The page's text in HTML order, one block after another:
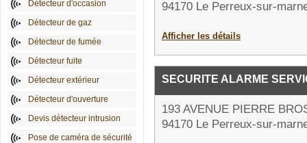
Détecteur d'occasion
Détecteur de gaz
Détecteur de fumée
Détecteur fuite
Détecteur extérieur
Détecteur d'ouverture
Devis détecteur intrusion
Pose de caméra de sécurité
94170 Le Perreux-sur-
Afficher les détails
SECURITE ALARME
193 AVENUE PIERRE
94170 Le Perreux-sur-